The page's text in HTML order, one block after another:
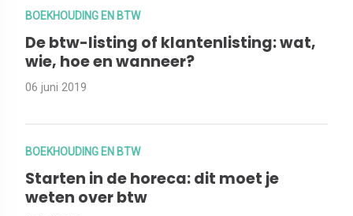
BOEKHOUDING EN BTW
De btw-listing of klantenlisting: wat,
wie, hoe en wanneer?
06 juni 2019
BOEKHOUDING EN BTW
Starten in de horeca: dit moet je
weten over btw